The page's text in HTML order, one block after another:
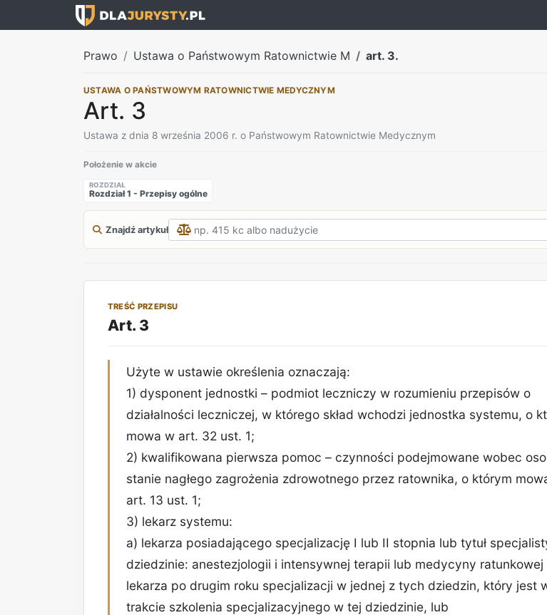
Prawo Ustawa o Państwowym Ratownictwie M art. 3.
USTAWA O PAŃSTWOWYM RATOWNICTWIE MEDYCZNYM
Art. 3
Ustawa z dnia 8 września 2006 r. o Państwowym Ratownictwie Medycznym
Położenie w akcie
ROZDZIAŁ
Rozdział 1 - Przepisy ogólne
Znajdź artykuł
TREŚĆ PRZEPISU
Art. 3
Użyte w ustawie określenia oznaczają:
1) dysponent jednostki – podmiot leczniczy w rozumieniu przepisów o
działalności leczniczej, w którego skład wchodzi jednostka systemu, o
mowa w art. 32 ust. 1;
2) kwalifikowana pierwsza pomoc – czynności podejmowane wobec
stanie nagłego zagrożenia zdrowotnego przez ratownika, o którym
art. 13 ust. 1;
3) lekarz systemu:
a) lekarza posiadającego specjalizację I lub II stopnia lub tytuł
dziedzinie: anestezjologii i intensywnej terapii lub medycyny ratunkowej
lekarza po drugim roku specjalizacji w jednej z tych dziedzin, który jest
trakcie szkolenia specjalizacyjnego w tej dziedzinie, lub